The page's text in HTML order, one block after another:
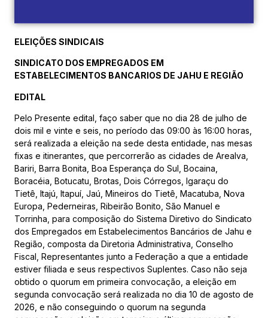
ELEIÇÕES SINDICAIS
SINDICATO DOS EMPREGADOS EM
ESTABELECIMENTOS BANCARIOS DE JAHU E REGIÃO
EDITAL
Pelo Presente edital, faço saber que no dia 28 de julho de
dois mil e vinte e seis, no período das 09:00 às 16:00 horas,
será realizada a eleição na sede desta entidade, nas mesas
fixas e itinerantes, que percorrerão as cidades de Arealva,
Bariri, Barra Bonita, Boa Esperança do Sul, Bocaina,
Boracéia, Botucatu, Brotas, Dois Córregos, Igaraçu do
Tietê, Itajú, Itapuí, Jaú, Mineiros do Tietê, Macatuba, Nova
Europa, Pederneiras, Ribeirão Bonito, São Manuel e
Torrinha, para composição do Sistema Diretivo do Sindicato
dos Empregados em Estabelecimentos Bancários de Jahu e
Região, composta da Diretoria Administrativa, Conselho
Fiscal, Representantes junto a Federação a que a entidade
estiver filiada e seus respectivos Suplentes. Caso não seja
obtido o quorum em primeira convocação, a eleição em
segunda convocação será realizada no dia 10 de agosto de
2026, e não conseguindo o quorum na segunda